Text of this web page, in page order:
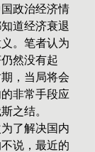
政治经济情
道经济衰退
。笔者认为
然没有起
，当局将会
非常手段应
之结。
了解决国内
说，最近的